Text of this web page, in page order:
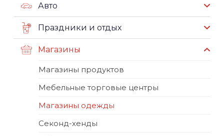
Авто
Праздники и отдых
Магазины
Магазины продуктов
Мебельные торговые центры
Магазины одежды
Секонд-хенды